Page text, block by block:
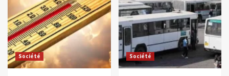
Société Société